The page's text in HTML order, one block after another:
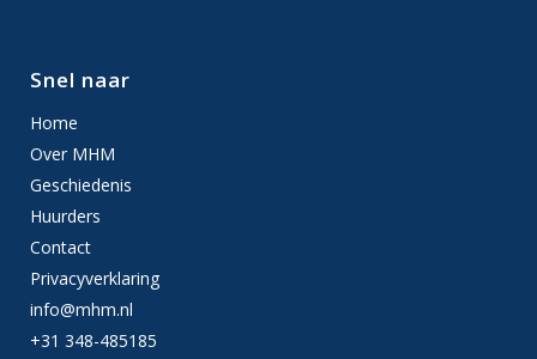
Snel naar
Home
Over MHM
Geschiedenis
Huurders
Contact
Privacyverklaring
info@mhm.nl
+31 348-485185